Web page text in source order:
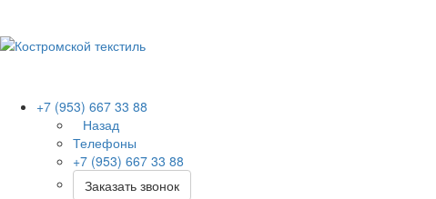
+7 (953) 667 33 88
Назад
Телефоны
+7 (953) 667 33 88
Заказать звонок